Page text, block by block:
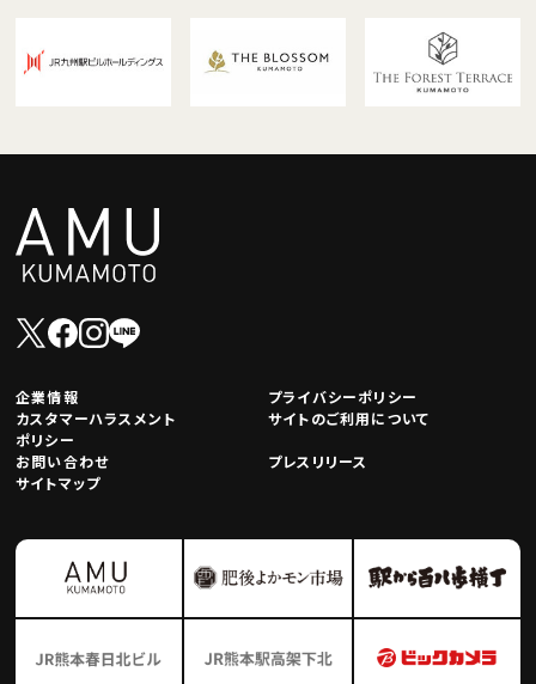
企業情報
プライバシーポリシー
カスタマーハラスメント
ポリシー
サイトのご利用について
お問い合わせ
プレスリリース
サイトマップ